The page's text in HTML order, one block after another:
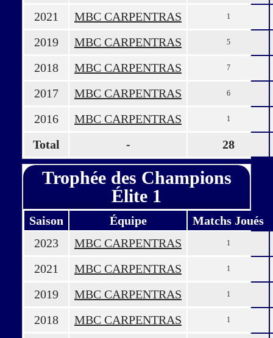
2021 MBC CARPENTRAS 1
2019 MBC CARPENTRAS 5
2018 MBC CARPENTRAS 7
2017 MBC CARPENTRAS 6
2016 MBC CARPENTRAS 1
Total - 28
Trophée des Champions
Élite 1
Saison Équipe
Matchs Joués
2023
MBC CARPENTRAS 1
2021 MBC CARPENTRAS 1
2019 MBC CARPENTRAS 1
2018 MBC CARPENTRAS 1